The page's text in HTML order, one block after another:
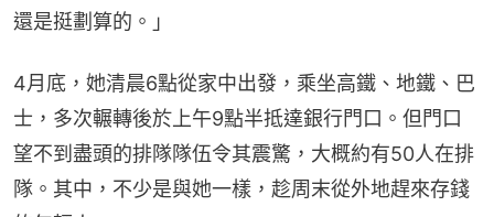
還是挺劃算的。」
4月底，她清晨6點從家中出發，乘坐高鐵、地鐵、巴
士，多次輾轉後於上午9點半抵達銀行門口。但門口
望不到盡頭的排隊隊伍令其震驚，大概約有50人在排
隊。其中，不少是與她一樣，趁周末從外地趕來存錢